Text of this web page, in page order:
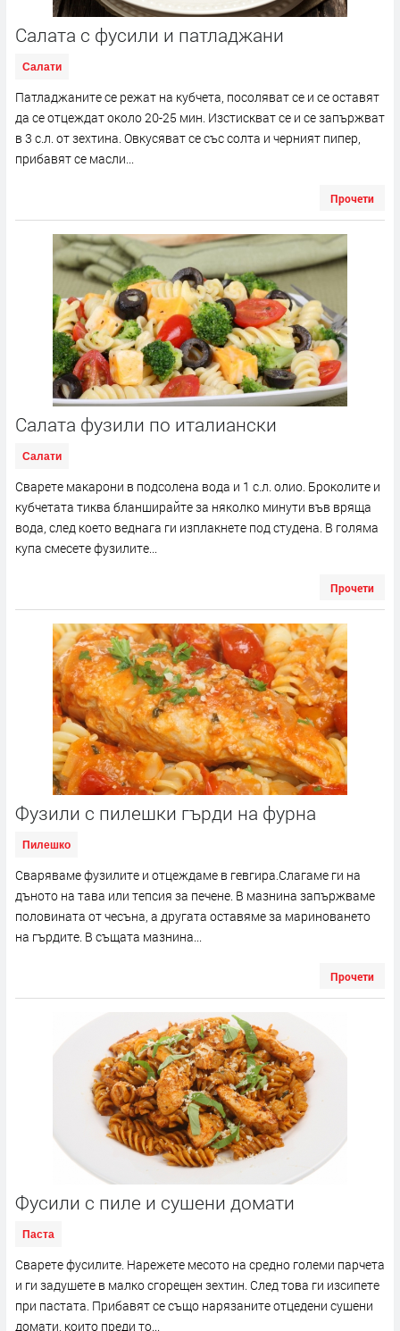
Салата с фусили и патладжани
Салати
Патладжаните се режат на кубчета, посоляват се и се оставят
да се отцеждат около 20-25 мин. Изстискват се и се запържват
в 3 с.л. от зехтина. Овкусяват се със солта и черният пипер,
прибавят се масли...
Прочети
Салата фузили по италиански
Салати
Сварете макарони в подсолена вода и 1 с.л. олио. Броколите и
кубчетата тиква бланширайте за няколко минути във вряща
вода, след което веднага ги изплакнете под студена. В голяма
купа смесете фузилите...
Прочети
Фузили с пилешки гърди на фурна
Пилешко
Сваряваме фузилите и отцеждаме в гевгира.Слагаме ги на
дъното на тава или тепсия за печене. В мазнина запържваме
половината от чесъна, а другата оставяме за мариноването
на гърдите. В същата мазнина...
Прочети
Фусили с пиле и сушени домати
Паста
Сварете фусилите. Нарежете месото на средно големи парчета
и ги задушете в малко сгорещен зехтин. След това ги изсипете
при пастата. Прибавят се също нарязаните отцедени сушени
домати, които преди то...